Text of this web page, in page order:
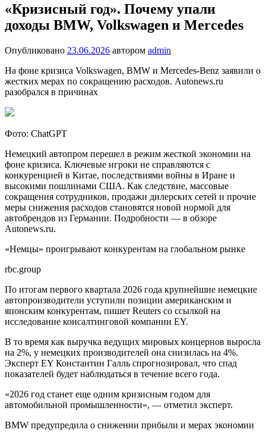
«Кризисный год». Почему упали
доходы BMW, Volkswagen и Mercedes
Опубликовано 23.06.2026 автором admin
На фоне кризиса Volkswagen, BMW и Mercedes-Benz заявили о
жестких мерах по сокращению расходов. Autonews.ru
разобрался в причинах
Фото: ChatGPT
Немецкий автопром перешел в режим жесткой экономии на
фоне кризиса. Ключевые игроки не справляются с
конкуренцией в Китае, последствиями войны в Иране и
высокими пошлинами США. Как следствие, массовые
сокращения сотрудников, продажи дилерских сетей и прочие
меры снижения расходов становятся новой нормой для
автобрендов из Германии. Подробности — в обзоре
Autonews.ru.
«Немцы» проигрывают конкурентам на глобальном рынке
rbc.group
По итогам первого квартала 2026 года крупнейшие немецкие
автопроизводители уступили позиции американским и
японским конкурентам, пишет Reuters со ссылкой на
исследование консалтинговой компании EY.
В то время как выручка ведущих мировых концернов выросла
на 2%, у немецких производителей она снизилась на 4%.
Эксперт EY Константин Галль спрогнозировал, что спад
показателей будет наблюдаться в течение всего года.
«2026 год станет еще одним кризисным годом для
автомобильной промышленности», — отметил эксперт.
BMW предупредила о снижении прибыли и мерах экономии